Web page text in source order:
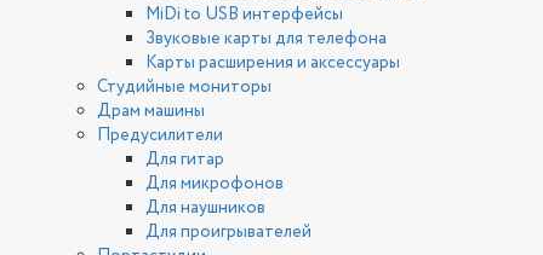
MiDi to USB интерфейсы
Звуковые карты для телефона
Карты расширения и аксессуары
Студийные мониторы
Драм машины
Предусилители
Для гитар
Для микрофонов
Для наушников
Для проигрывателей